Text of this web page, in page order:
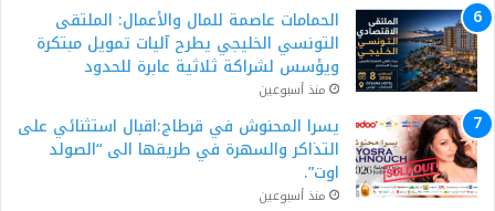
الحمامات عاصمة للمال والأعمال: الملتقى
التونسي الخليجي يطرح آليات تمويل مبتكرة
ويؤسس لشراكة ثلاثية عابرة للحدود
منذ أسبوعين
يسرا المحنوش في قرطاج:اقبال استثنائي على
التذاكر والسهرة في طريقها الى “الصولد
اوت”.
منذ أسبوعين